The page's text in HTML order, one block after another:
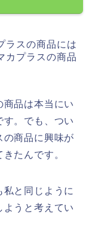
ラスの商品には
カプラスの商品
商品は本当にい
す。でも、つい
の商品に興味が
たんです。
と同じように
うと考えてい